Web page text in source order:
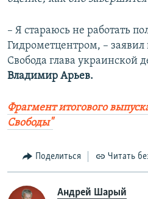
– Я стараюсь не работать
Гидрометцентром, –
Свобода глава украинской
Владимир Арьев.
Фрагмент итогового
Свободы"
Поделиться Читать
Андрей Шарый